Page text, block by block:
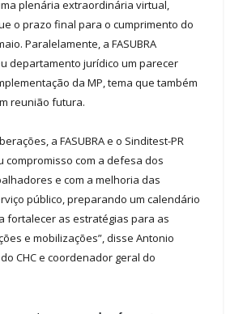
plenária extraordinária virtual,
o prazo final para o cumprimento do
Paralelamente, a FASUBRA
departamento jurídico um parecer
da MP, tema que também
reunião futura.
a FASUBRA e o Sinditest-PR
compromisso com a defesa dos
e com a melhoria das
público, preparando um calendário
fortalecer as estratégias para as
e mobilizações”, disse Antonio
CHC e coordenador geral do